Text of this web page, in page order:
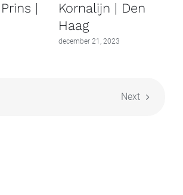
|
Kornalijn | Den
Haag
december 21, 2023
Next